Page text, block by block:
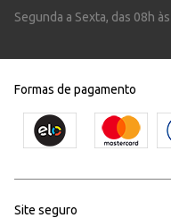
Segunda a Sexta, das 08h
Formas de pagamento
Site seguro